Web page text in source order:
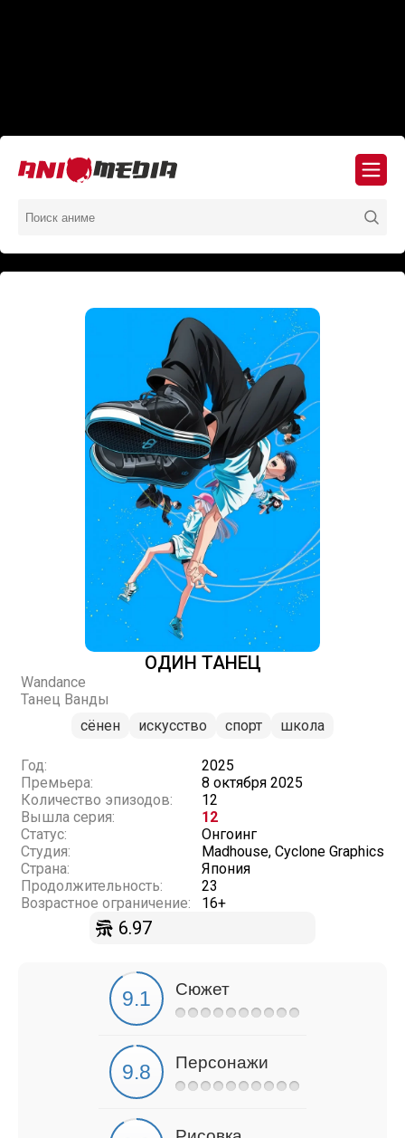
ОДИН ТАНЕЦ
Wandance
Танец Ванды
сёнен
искусство спорт школа
Год:
2025
Премьера:
8 октября 2025
Количество эпизодов:
12
Вышла серия:
12
Статус:
Онгоинг
Студия:
Madhouse, Cyclone Graphics
Страна:
Япония
Продолжительность:
23
Возрастное ограничение:
16+
6.97
Сюжет
Персонажи